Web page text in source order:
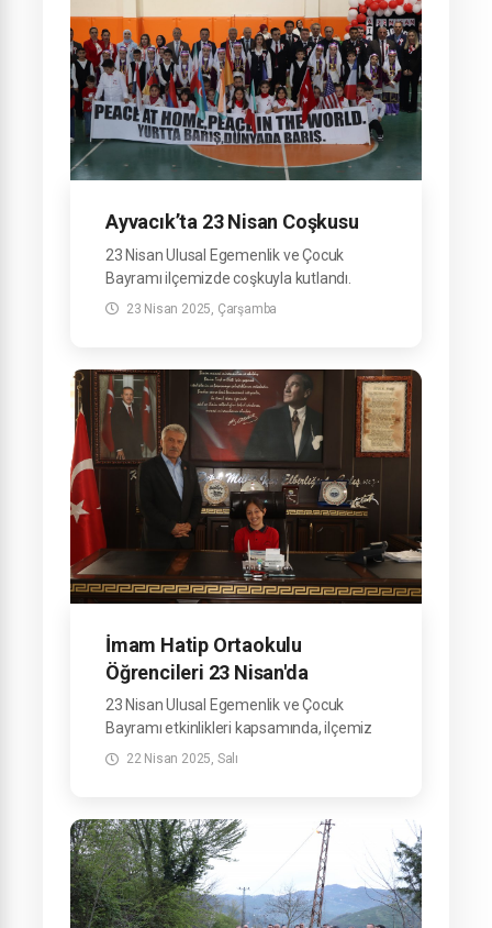
Ayvacık’ta 23 Nisan Coşkusu
23 Nisan Ulusal Egemenlik ve Çocuk
Bayramı ilçemizde coşkuyla kutlandı.
23 Nisan 2025, Çarşamba
İmam Hatip Ortaokulu
Öğrencileri 23 Nisan'da
Başkanlık Koltuğuna Oturdu.
23 Nisan Ulusal Egemenlik ve Çocuk
Bayramı etkinlikleri kapsamında, ilçemiz
İmam Hatip Ortaokulu öğrencileri
22 Nisan 2025, Salı